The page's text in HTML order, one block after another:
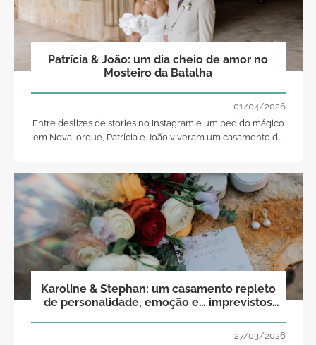
Patrícia & João: um dia cheio de amor no
Mosteiro da Batalha
01/04/2026
Entre deslizes de stories no Instagram e um pedido mágico
em Nova Iorque, Patrícia e João viveram um casamento de
Karoline & Stephan: um casamento repleto
de personalidade, emoção e… imprevistos
27/03/2026